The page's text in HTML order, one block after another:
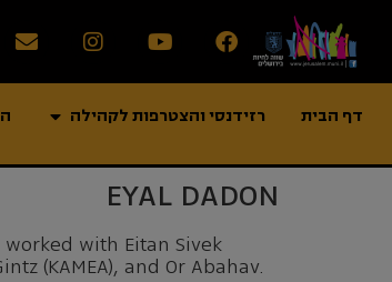
דף הבית רזידנסי והצטרפות לקהילה
EYAL DADON
with Eitan Sivek
(KAMEA), and Or Abahav.